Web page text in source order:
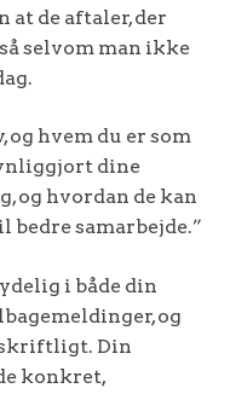
at de aftaler, der
selvom man ikke
og hvem du er som
dine
og hvordan de kan
samarbejde.”
i både din
og
Din
konkret,